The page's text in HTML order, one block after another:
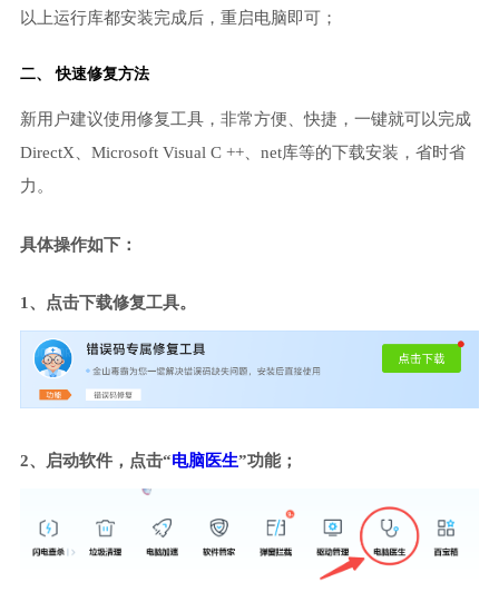
以上运行库都安装完成后，重启电脑即可；
二、 快速修复方法
新用户建议使用修复工具，非常方便、快捷，一键就可以完成
DirectX、Microsoft Visual C ++、net库等的下载安装，省时省
力。
具体操作如下：
1、点击下载修复工具。
2、启动软件，点击“电脑医生”功能；